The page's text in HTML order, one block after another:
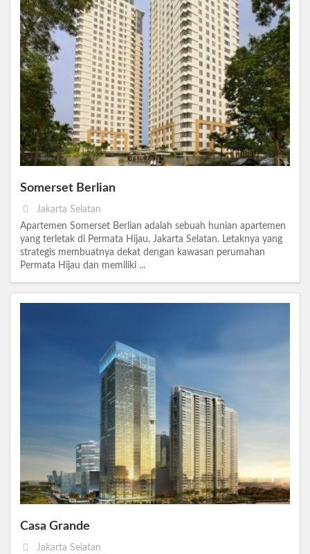
Somerset Berlian
Jakarta Selatan
Apartemen Somerset Berlian adalah sebuah hunian apartemen
yang terletak di Permata Hijau, Jakarta Selatan. Letaknya yang
strategis membuatnya dekat dengan kawasan perumahan
Permata Hijau dan memiliki ...
Casa Grande
Jakarta Selatan